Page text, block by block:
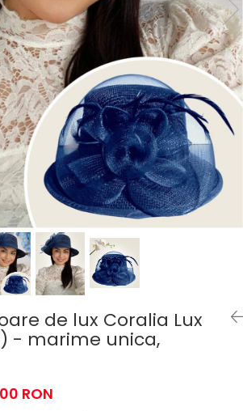
de lux Coralia Lux
- marime unica,
RON